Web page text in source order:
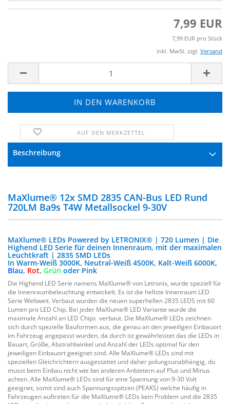
7,99 EUR
7,99 EUR pro Stück
inkl. MwSt. zzgl. Versand
AUF DEN MERKZETTEL
Beschreibung
MaXlume® 12x SMD 2835 CAN-Bus LED Rund
720LM Ba9s T4W Metallsockel 9-30V
MaXlume® LEDs Powered by LETRONIX® | 720 Lumen | Die
Highend LED Serie für deinen Innenraum, mit der maximalen
Leuchtkraft | 2835 SMD LEDs
In Warm-Weiß 3000K, Neutral-Weiß 4500K, Kalt-Weiß 6000K,
Blau, Rot, Grün oder Pink
Die Highend LED Serie namens MaXlume® von Letronix, wurde speziell für
die Innenraumbeleuchtung entwickelt. Es ist die hellste Innenraum LED
Serie Weltweit. Verbaut wurden die neuen superhellen 2835 LEDS mit 60
Lumen pro LED Chip. Bei jeder MaXlume® LED Variante wurde die
maximale Anzahl an LED Chips verbaut. Die MaXlume® LEDs zeichnen
sich durch spezielle Bauformen aus, die genau an den jeweiligen Einbauort
im Fahrzeug angepasst wurden, da durch ist gewährleistet das die LEDs in
Bauart, Größe, Abstrahlwinkel und Anzahl der LEDs optimal für den
jeweiligen Einbauort geeignet sind. Alle MaXlume® LEDs sind mit
speziellen Gleichrichtern ausgestattet und daher polungsunabhängig, du
musst beim Einbau nicht wie bei anderen Anbietern auf Plus und Minus
achten. Alle MaXlume® LEDs sind für eine Spannung von 9-30 Volt
geeignet, somit sind auch Spannungsspitzen (PEAKS) welche häufig in
Fahrzeugen auftreten für die MaXlume® LEDs kein Problem und die 2835